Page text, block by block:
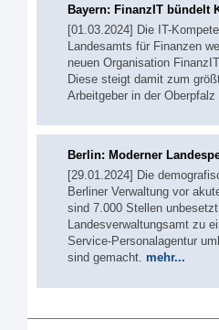
Bayern: FinanzIT bündelt
[01.03.2024] Die IT-
Landesamts für Finanzen
neuen Organisation
Diese steigt damit zum
Arbeitgeber in der Oberpfalz
Berlin: Moderner
[29.01.2024] Die
Berliner Verwaltung vor
sind 7.000 Stellen
Landesverwaltungsamt zu
Service-Personalagentur
sind gemacht. mehr...